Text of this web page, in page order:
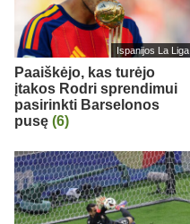
Ispanijos La Liga
Paaiškėjo, kas turėjo
įtakos Rodri sprendimui
pasirinkti Barselonos
pusę (6)